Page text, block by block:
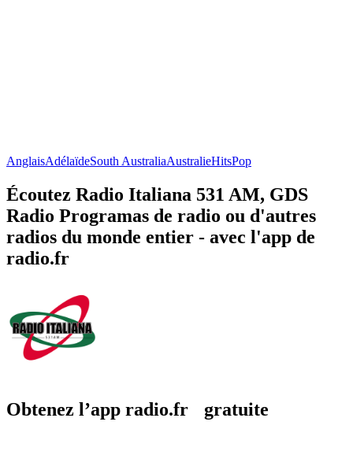
AnglaisAdélaïdeSouth AustraliaAustralieHitsPop
Écoutez Radio Italiana 531 AM, GDS
Radio Programas de radio ou d'autres
radios du monde entier - avec l'app de
radio.fr
Obtenez l’app radio.fr gratuite